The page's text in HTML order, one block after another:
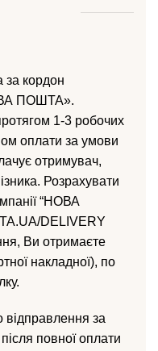
за кордон
ПОШТА».
1-3 робочих
оплати за умови
отримувач,
Розрахувати
“НОВА
DELIVERY
Ви отримаєте
накладної), по
за
повної оплати